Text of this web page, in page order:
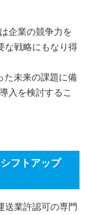
企業の競争力を
な戦略にもなり得
未来の課題に備
入を検討するこ
フトアップ
送業許認可の専門